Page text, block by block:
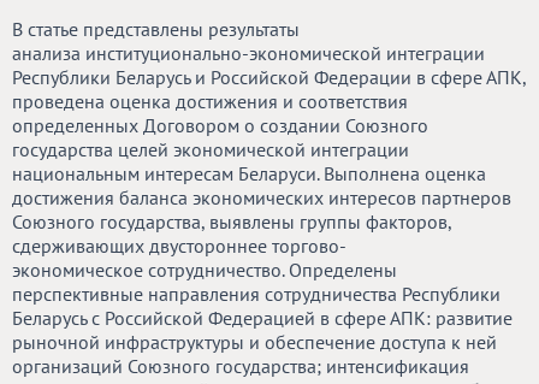
В статье представлены результаты
анализа институционально-экономической интеграции
Республики Беларусь и Российской Федерации в сфере АПК,
проведена оценка достижения и соответствия
определенных Договором о создании Союзного
государства целей экономической интеграции
национальным интересам Беларуси. Выполнена оценка
достижения баланса экономических интересов партнеров
Союзного государства, выявлены группы факторов,
сдерживающих двустороннее торгово-
экономическое сотрудничество. Определены
перспективные направления сотрудничества Республики
Беларусь с Российской Федерацией в сфере АПК: развитие
рыночной инфраструктуры и обеспечение доступа к ней
организаций Союзного государства; интенсификация